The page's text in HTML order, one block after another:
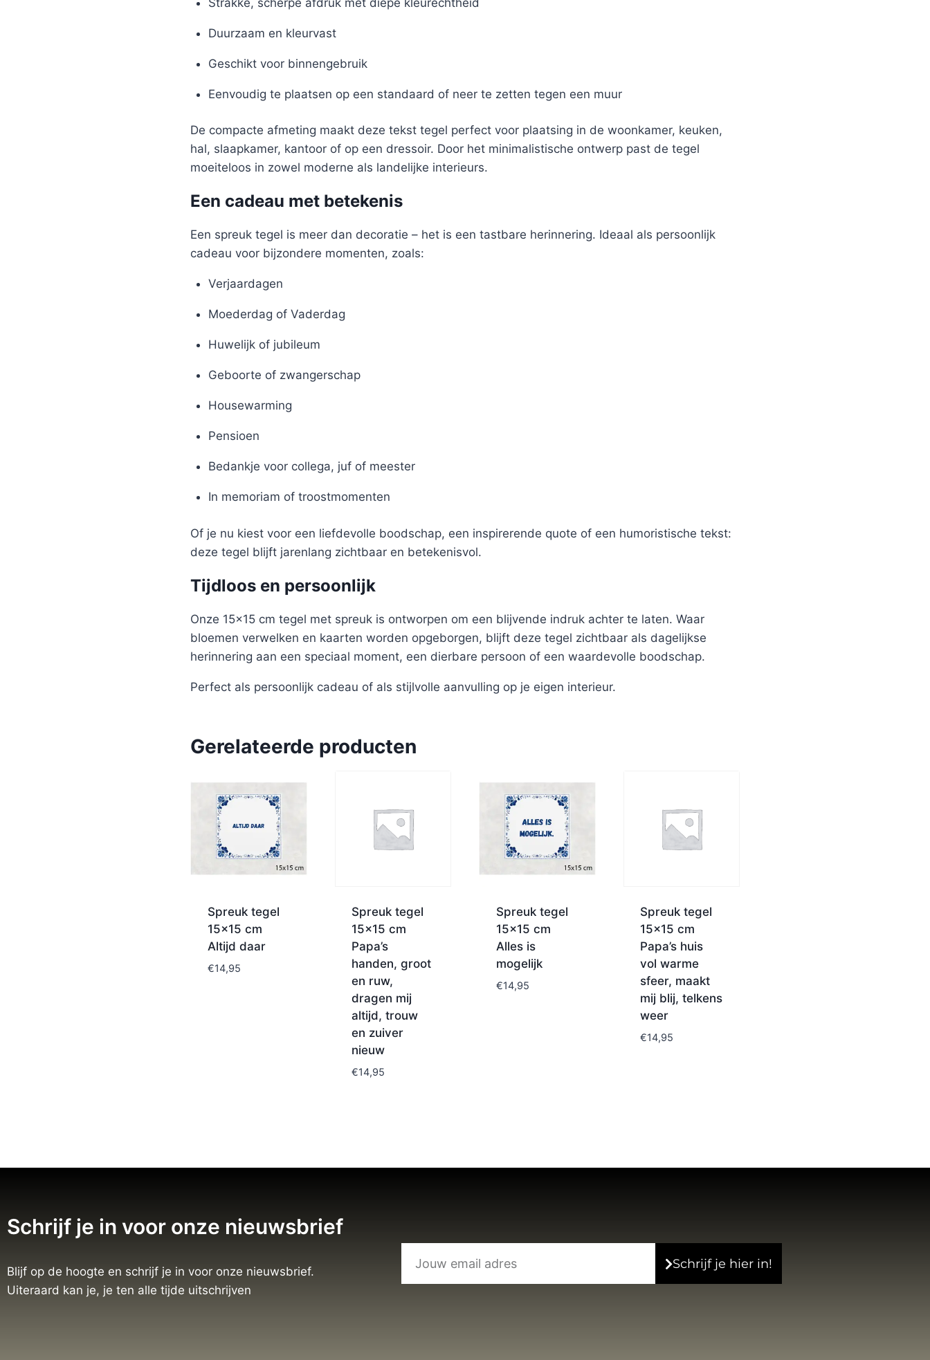
Duurzaam en kleurvast
Geschikt voor binnengebruik
Eenvoudig te plaatsen op een standaard of neer te zetten tegen een muur
De compacte afmeting maakt deze tekst tegel perfect voor plaatsing in de woonkamer, keuken,
hal, slaapkamer, kantoor of op een dressoir. Door het minimalistische ontwerp past de tegel
moeiteloos in zowel moderne als landelijke interieurs.
Een cadeau met betekenis
Een spreuk tegel is meer dan decoratie – het is een tastbare herinnering. Ideaal als persoonlijk
cadeau voor bijzondere momenten, zoals:
Verjaardagen
Moederdag of Vaderdag
Huwelijk of jubileum
Geboorte of zwangerschap
Housewarming
Pensioen
Bedankje voor collega, juf of meester
In memoriam of troostmomenten
Of je nu kiest voor een liefdevolle boodschap, een inspirerende quote of een humoristische tekst:
deze tegel blijft jarenlang zichtbaar en betekenisvol.
Tijdloos en persoonlijk
Onze 15×15 cm tegel met spreuk is ontworpen om een blijvende indruk achter te laten. Waar
bloemen verwelken en kaarten worden opgeborgen, blijft deze tegel zichtbaar als dagelijkse
herinnering aan een speciaal moment, een dierbare persoon of een waardevolle boodschap.
Perfect als persoonlijk cadeau of als stijlvolle aanvulling op je eigen interieur.
Gerelateerde producten
Spreuk tegel
15×15 cm
Altijd daar
€14,95
Spreuk tegel
15×15 cm
Papa’s
handen, groot
en ruw,
dragen mij
altijd, trouw
en zuiver
nieuw
€14,95
Spreuk tegel
15×15 cm
Alles is
mogelijk
€14,95
Spreuk tegel
15×15 cm
Papa’s huis
vol warme
sfeer, maakt
mij blij, telkens
weer
€14,95
Schrijf je in voor onze nieuwsbrief
Blijf op de hoogte en schrijf je in voor onze nieuwsbrief.
Uiteraard kan je, je ten alle tijde uitschrijven
Schrijf je hier in!